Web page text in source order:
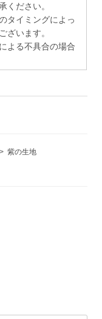
ください。
タイミングによっ
ざいます。
よる不具合の場合
> 紫の生地